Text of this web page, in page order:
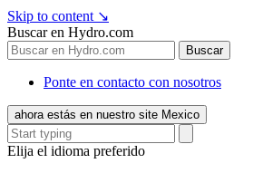
Skip to content ↘
Buscar en Hydro.com
Buscar
Ponte en contacto con nosotros
ahora estás en nuestro site Mexico
Elija el idioma preferido